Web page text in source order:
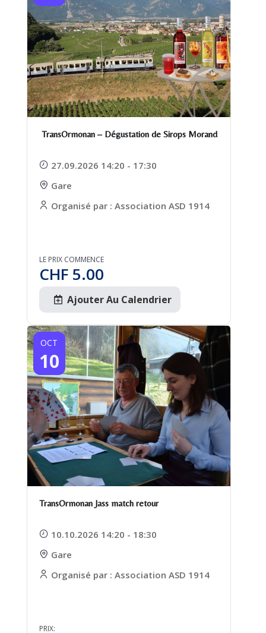
TransOrmonan – Dégustation de Sirops Morand
27.09.2026 14:20 - 17:30
Gare
Organisé par : Association ASD 1914
LE PRIX COMMENCE
CHF5.00
Ajouter Au Calendrier
OCT
10
TransOrmonan Jass match retour
10.10.2026 14:20 - 18:30
Gare
Organisé par : Association ASD 1914
PRIX: